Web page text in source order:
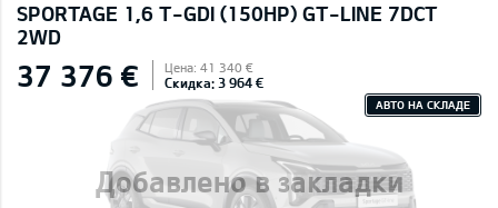
SPORTAGE 1,6 T-GDI (150HP) GT-LINE 7DCT
2WD
Добавлено в закладки
37 376 € Цена: 41 340 €
Скидка: 3 964 €
АВТО НА СКЛАДЕ